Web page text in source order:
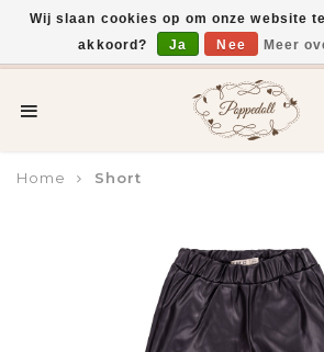
Voor 15:00 uur besteld,
Home Short
Wij slaan cookies op om onze website
akkoord?
Ja Nee Meer